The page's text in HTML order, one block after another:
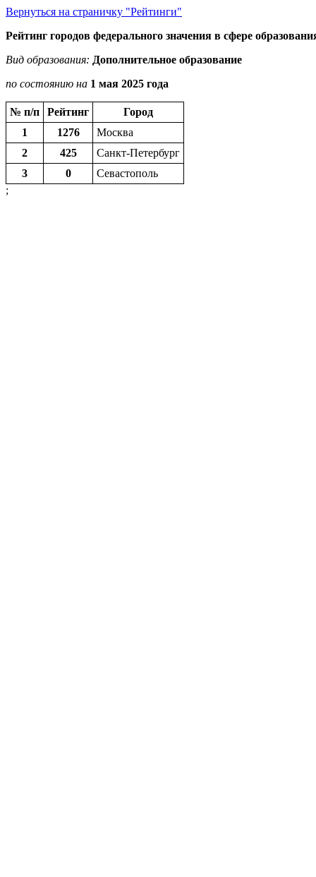
Вернуться на страничку "Рейтинги"
Рейтинг городов федерального значения в сфере
Вид образования: Дополнительное образование
по состоянию на 1 мая 2025 года
№ п/п Рейтинг
Город
1
1276
Москва
2
425
Санкт-Петербург
3
0
Севастополь
;